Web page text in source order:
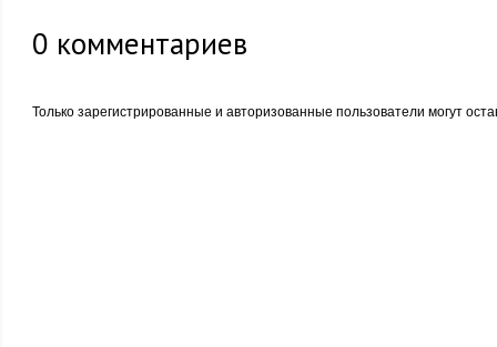
0 комментариев
Только зарегистрированные и авторизованные пользователи могут